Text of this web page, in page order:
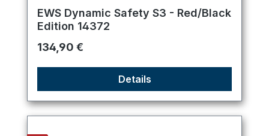
Durchschnittliche Bewertung von 4 von 5 Sternen
EWS Dynamic Safety S3 - Red/Black
Edition 14372
Regulärer Preis:
134,90 €
Details